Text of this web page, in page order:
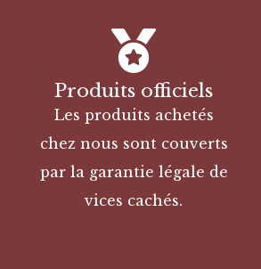
Produits officiels
Les produits achetés
chez nous sont couverts
par la garantie légale de
vices cachés.